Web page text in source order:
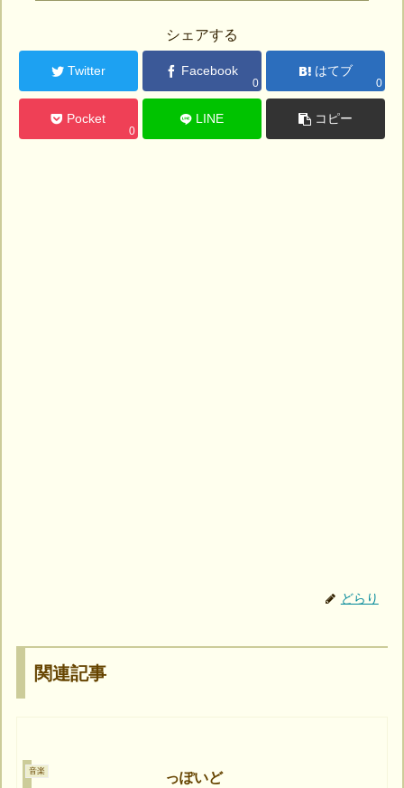
シェアする
Twitter Facebook
0
はてブ
0
Pocket
0
LINE コピー
どらり
関連記事
音楽 っぽいど